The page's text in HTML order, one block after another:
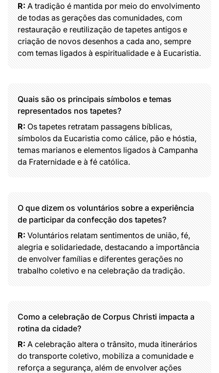
R:A tradição é mantida por meio do envolvimento
de todas as gerações das comunidades, com
restauração e reutilização de tapetes antigos e
criação de novos desenhos a cada ano, sempre
com temas ligados à espiritualidade e à Eucaristia.
Quais são os principais símbolos e temas
representados nos tapetes?
R:Os tapetes retratam passagens bíblicas,
símbolos da Eucaristia como cálice, pão e hóstia,
temas marianos e elementos ligados à Campanha
da Fraternidade e à fé católica.
O que dizem os voluntários sobre a experiência
de participar da confecção dos tapetes?
R:Voluntários relatam sentimentos de união, fé,
alegria e solidariedade, destacando a importância
de envolver famílias e diferentes gerações no
trabalho coletivo e na celebração da tradição.
Como a celebração de Corpus Christi impacta a
rotina da cidade?
R:A celebração altera o trânsito, muda itinerários
do transporte coletivo, mobiliza a comunidade e
reforça a segurança, além de envolver ações